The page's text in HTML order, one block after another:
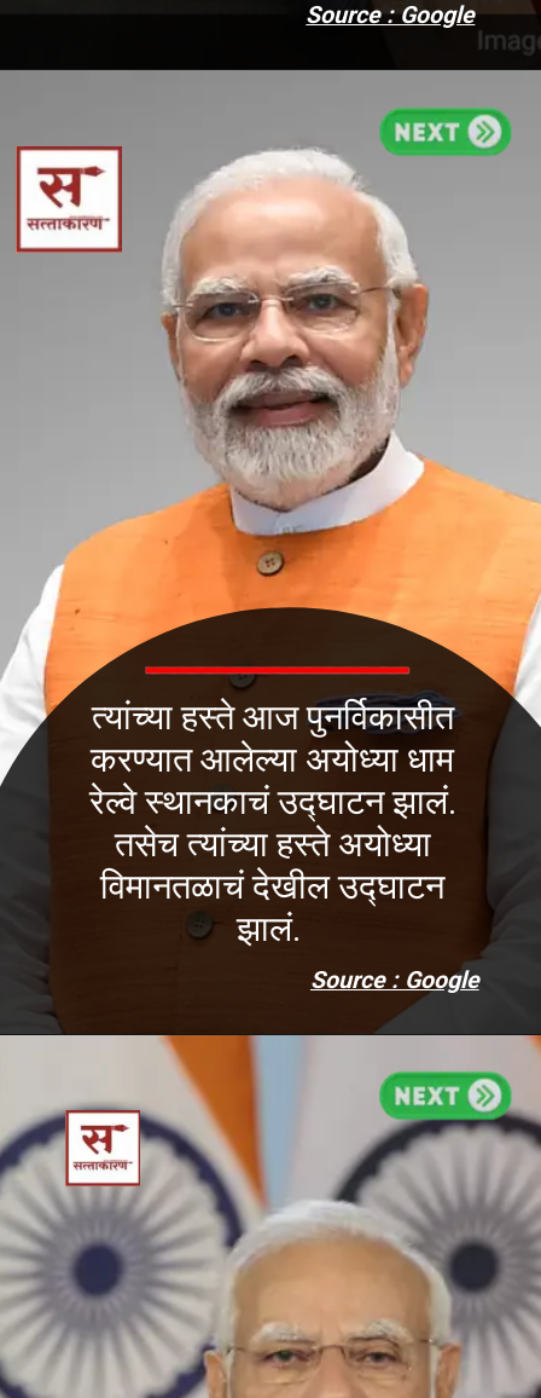
Source : Google
Source : Google
त्यांच्या हस्ते आज पुनर्विकासीत
करण्यात आलेल्या अयोध्या धाम
रेल्वे स्थानकाचं उद्घाटन झालं.
तसेच त्यांच्या हस्ते अयोध्या
विमानतळाचं देखील उद्घाटन
झालं.